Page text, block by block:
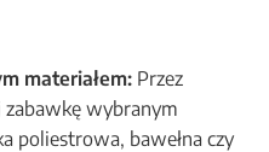
materiałem: Przez
wybranym
poliestrowa, bawełna czy